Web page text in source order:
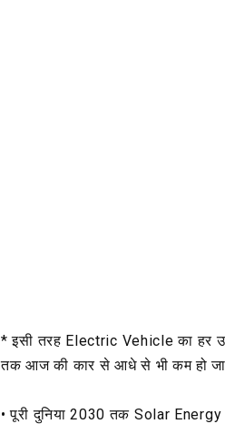
* इसी तरह Electric Vehicle का हर
तक आज की कार से आधे से भी कम हो
• पूरी दुनिया 2030 तक Solar